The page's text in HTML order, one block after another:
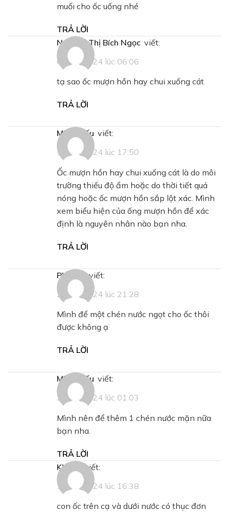
muối cho ốc uống nhé
TRẢ LỜI
Nguyễn Thị Bích Ngọc viết:
09/11/2024 lúc 06:06
tạ sao ốc mượn hồn hay chui xuống cát
TRẢ LỜI
Minh Hiếu viết:
10/11/2024 lúc 17:50
Ốc mượn hồn hay chui xuống cát là do môi
trường thiếu độ ẩm hoặc do thời tiết quá
nóng hoặc ốc mượn hồn sắp lột xác. Mình
xem biểu hiện của ống mượn hồn để xác
định là nguyên nhân nào bạn nha.
TRẢ LỜI
Phương viết:
23/11/2024 lúc 21:28
Mình để một chén nước ngọt cho ốc thôi
được không ạ
TRẢ LỜI
Minh Hiếu viết:
26/11/2024 lúc 01:03
Mình nên để thêm 1 chén nước mặn nữa
bạn nha.
TRẢ LỜI
khánh
viết:
13/11/2024 lúc 16:38
con ốc trên cạ và dưới nước có thục đơn